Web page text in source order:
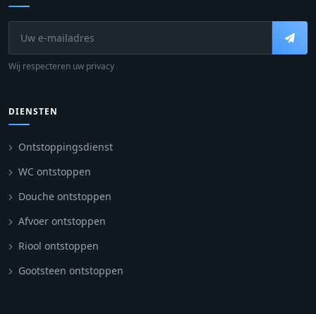
Wij respecteren uw privacy
DIENSTEN
Ontstoppingsdienst
WC ontstoppen
Douche ontstoppen
Afvoer ontstoppen
Riool ontstoppen
Gootsteen ontstoppen